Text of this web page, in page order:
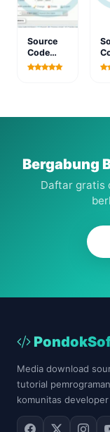
Source
Code
Aplikasi
Berbasis
Bergabung
Daftar gratis
Media download
tutorial
komunitas